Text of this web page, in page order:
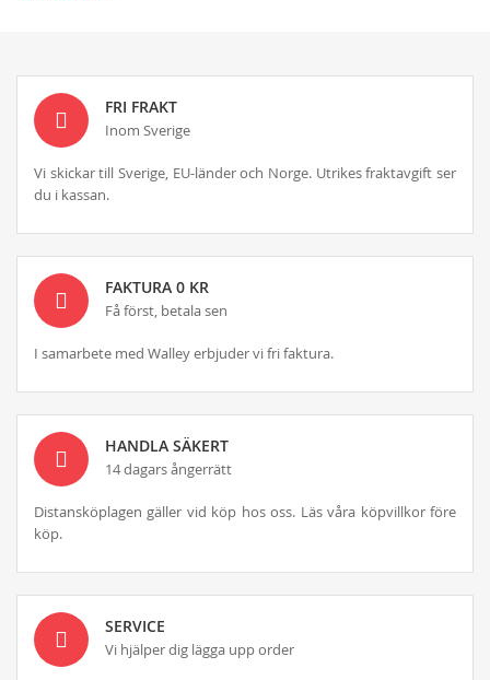
FRI FRAKT
Inom Sverige
Vi skickar till Sverige, EU-länder och Norge. Utrikes fraktavgift ser
du i kassan.
FAKTURA 0 KR
Få först, betala sen
I samarbete med Walley erbjuder vi fri faktura.
HANDLA SÄKERT
14 dagars ångerrätt
Distansköplagen gäller vid köp hos oss. Läs våra köpvillkor före
köp.
SERVICE
Vi hjälper dig lägga upp order